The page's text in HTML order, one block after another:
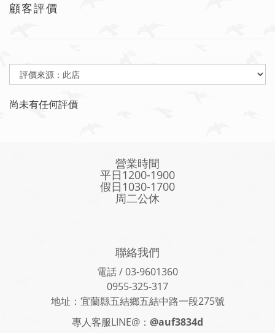
顧客評價
尚未有任何評價
營業時間
平日1200-1900
假日1030-1700
周二公休
聯絡我們
電話 / 03-9601360
0955-325-317
地址：宜蘭縣五結鄉五結中路一段275號
專人客服LINE@： @auf3834d